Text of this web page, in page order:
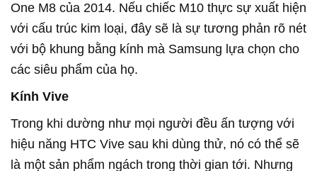
One M8 của 2014. Nếu chiếc M10 thực sự xuất hiện
với cấu trúc kim loại, đây sẽ là sự tương phản rõ nét
với bộ khung bằng kính mà Samsung lựa chọn cho
các siêu phẩm của họ.
Kính Vive
Trong khi dường như mọi người đều ấn tượng với
hiệu năng HTC Vive sau khi dùng thử, nó có thể sẽ
là một sản phẩm ngách trong thời gian tới. Nhưng